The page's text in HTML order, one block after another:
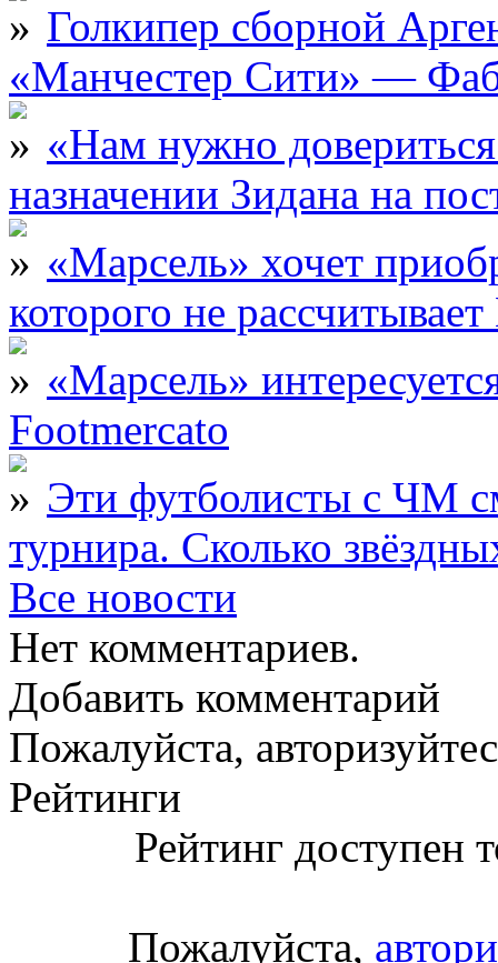
Голкипер сборной
«Манчестер Сити» —
«Нам нужно
назначении Зидана на
«Марсель» хочет
которого не
«Марсель»
Footmercato
Эти футболисты с ЧМ
турнира. Сколько
Все новости
Нет комментариев.
Добавить комментарий
Пожалуйста,
Рейтинги
Рейтинг доступен
Пожалуйста,